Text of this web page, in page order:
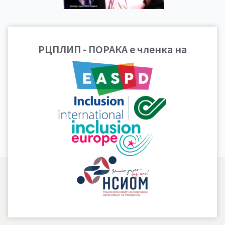
Гласило број 2, 2003
година
ПРЕВЗЕМИ
РЦПЛИП - ПОРАКА е членка на